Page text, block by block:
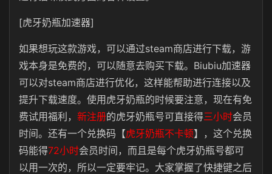
[虎牙奶瓶加速器]
如果想玩这款游戏，可以通过steam商店进行下载，游
戏本身是免费的，可以随意去购买下载。Biubiu加速器
可以对steam商店进行优化，这样能帮助进行连接以及
提升下载速度。使用虎牙奶瓶的时候要注意，现在有免
费试用福利， 新注册的虎牙奶瓶号可直接得三小时会员
时间。还有一个兑换码【虎牙奶瓶不卡顿】，这个兑换
码能得72小时会员时间，而且是每个虎牙奶瓶号都可
以用一次的，所以一定要牢记。大家掌握了快捷键之后